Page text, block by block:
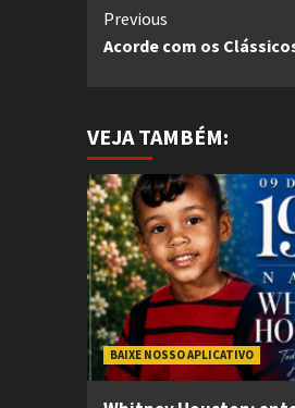
Continue
Reading
Previous
Acorde com os
VEJA TAMBÉM:
BAIXE NOSSO APLICATIVO